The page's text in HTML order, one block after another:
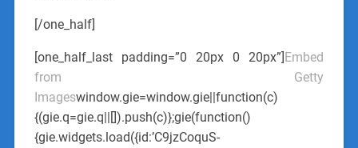
[/one_half]
[one_half_last padding=”0 20px 0 20px”]Embed
from Getty
Imageswindow.gie=window.gie||function(c)
{(gie.q=gie.q||[]).push(c)};gie(function()
{gie.widgets.load({id:’C9jzCoquS-